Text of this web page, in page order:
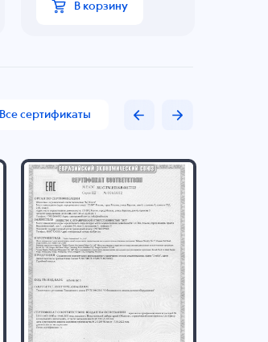
В корзину
Все сертификаты